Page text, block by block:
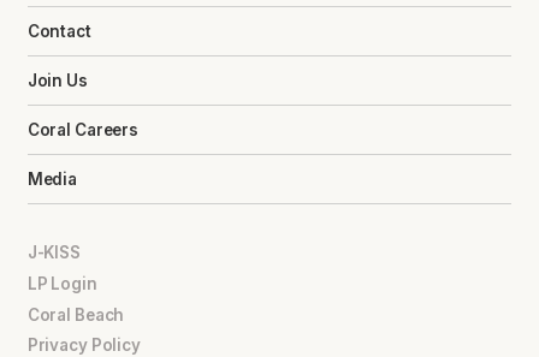
Contact
Join Us
Coral Careers
Media
J-KISS
LP Login
Coral Beach
Privacy Policy